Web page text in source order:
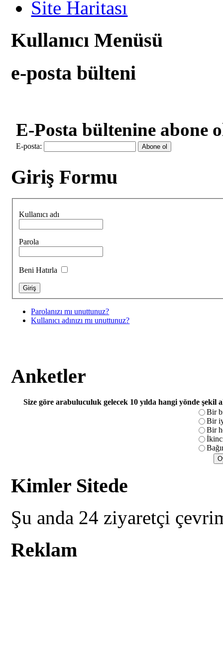
Site Haritası
Kullanıcı Menüsü
e-posta bülteni
E-Posta bültenine abone
E-posta:
Giriş Formu
Kullanıcı adı
Parola
Beni Hatırla
Parolanızı mı unuttunuz?
Kullanıcı adınızı mı unuttunuz?
Anketler
Size göre arabuluculuk gelecek 10 yılda hangi yönde şekil
Bir
Bir
Bir
Kimler Sitede
Şu anda 24 ziyaretçi
Reklam